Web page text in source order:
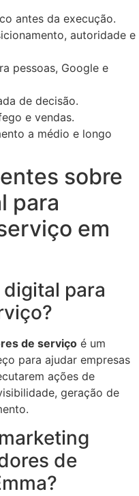
antes da execução.
autoridade e
pessoas, Google e
de decisão.
e vendas.
a médio e longo
sobre
para
em
para
de serviço é um
para ajudar empresas
ações de
geração de
de